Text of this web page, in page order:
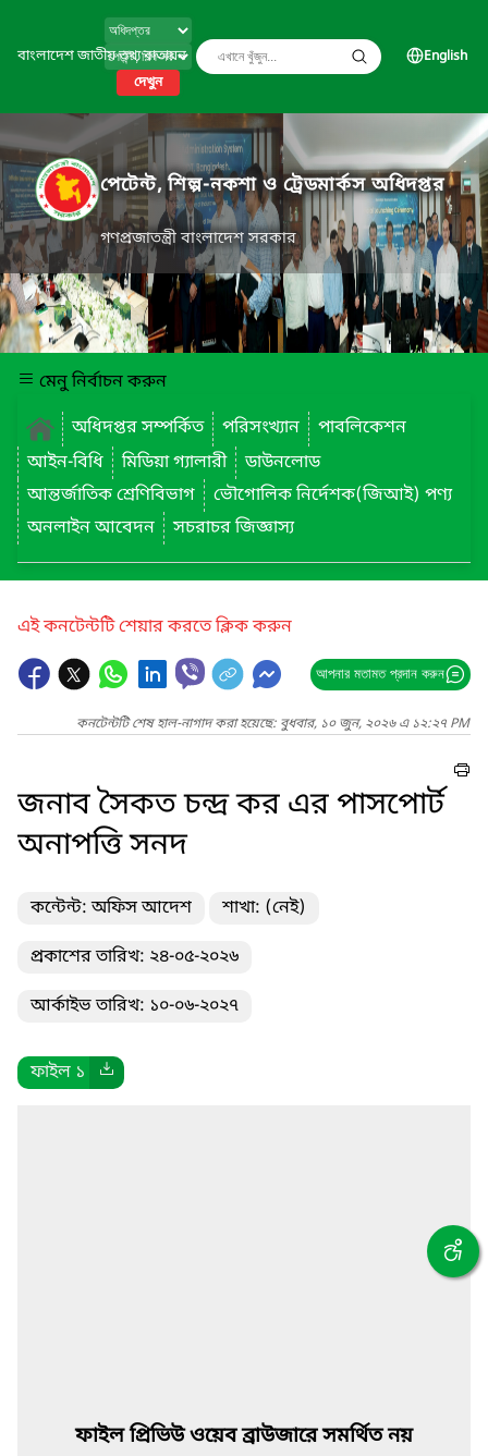
বাংলাদেশ জাতীয় তথ্য বাতায়ন
দেখুন
English
পেটেন্ট, শিল্প-নকশা ও ট্রেডমার্কস অধিদপ্তর
গণপ্রজাতন্ত্রী বাংলাদেশ সরকার
মেনু নির্বাচন করুন
অধিদপ্তর সম্পর্কিত
পরিসংখ্যান
পাবলিকেশন
আইন-বিধি
মিডিয়া গ্যালারী
ডাউনলোড
আন্তর্জাতিক শ্রেণিবিভাগ
ভৌগোলিক নির্দেশক(জিআই) পণ্য
অনলাইন আবেদন
সচরাচর জিজ্ঞাস্য
এই কনটেন্টটি শেয়ার করতে ক্লিক করুন
আপনার মতামত প্রদান করুন
কনটেন্টটি শেষ হাল-নাগাদ করা হয়েছে: বুধবার, ১০ জুন, ২০২৬ এ ১২:২৭ PM
জনাব সৈকত চন্দ্র কর এর পাসপোর্ট
অনাপত্তি সনদ
কন্টেন্ট: অফিস আদেশ শাখা: (নেই)
প্রকাশের তারিখ: ২৪-০৫-২০২৬
আর্কাইভ তারিখ: ১০-০৬-২০২৭
ফাইল ১
ফাইল প্রিভিউ ওয়েব ব্রাউজারে সমর্থিত নয়